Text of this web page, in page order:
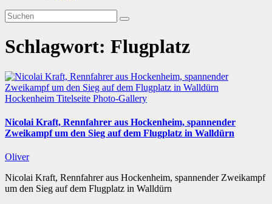
Schlagwort: Flugplatz
Hockenheim Titelseite Photo-Gallery
Nicolai Kraft, Rennfahrer aus Hockenheim, spannender
Zweikampf um den Sieg auf dem Flugplatz in Walldürn
Oliver
Nicolai Kraft, Rennfahrer aus Hockenheim, spannender Zweikampf
um den Sieg auf dem Flugplatz in Walldürn